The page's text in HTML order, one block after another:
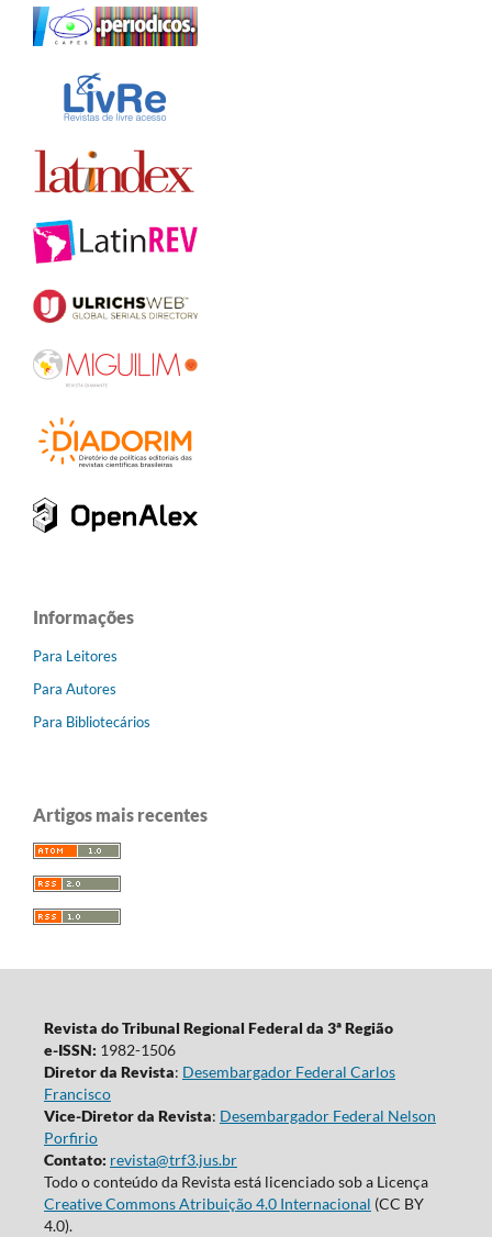
Informações
Para Leitores
Para Autores
Para Bibliotecários
Artigos mais recentes
Revista do Tribunal Regional Federal da 3ª Região
e-ISSN: 1982-1506
Diretor da Revista: Desembargador Federal Carlos
Francisco
Vice-Diretor da Revista: Desembargador Federal Nelson
Porfirio
Contato: revista@trf3.jus.br
Todo o conteúdo da Revista está licenciado sob a Licença
Creative Commons Atribuição 4.0 Internacional (CC BY
4.0).